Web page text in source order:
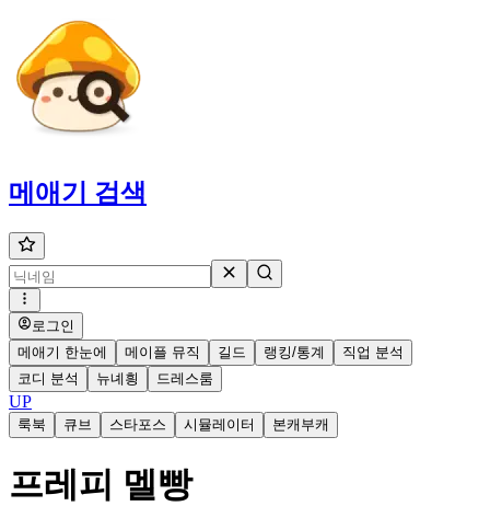
메애기 검색
로그인
메애기 한눈에
메이플 뮤직 길드 랭킹/통계
직업 분석
코디 분석
뉴녜힁 드레스룸
UP
룩북 큐브 스타포스 시뮬레이터 본캐부캐
프레피 멜빵